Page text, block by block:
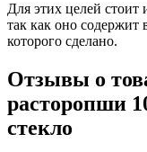
Для этих целей стоит
так как оно содержит
которого сделано.
Отзывы о
расторопши
стекло